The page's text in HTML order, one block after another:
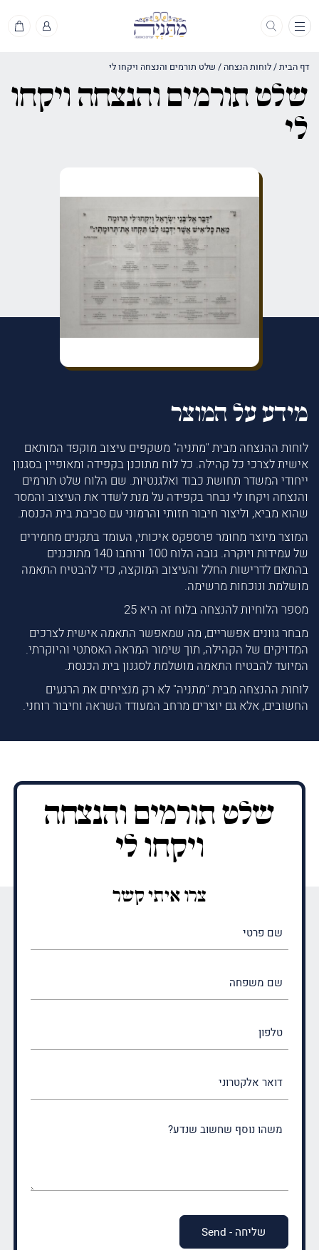
תפריט
דף הבית/לוחות הנצחה / שלט תורמים והנצחה ויקחו לי
שלט תורמים והנצחה ויקחו
לי
מידע על המוצר
לוחות ההנצחה מבית "מתניה" משקפים עיצוב מוקפד המותאם
אישית לצרכי כל קהילה. כל לוח מתוכנן בקפידה ומאופיין בסגנון
ייחודי המשדר תחושת כבוד ואלגנטיות. שם הלוח שלט תורמים
והנצחה ויקחו לי נבחר בקפידה על מנת לשדר את העיצוב והמסר
שהוא מביא, וליצור חיבור חזותי והרמוני עם סביבת בית הכנסת.
המוצר מיוצר מחומר פרספקס איכותי, העומד בתקנים מחמירים
של עמידות ויוקרה. גובה הלוח 100 ורוחבו 140 מתוכננים
בהתאם לדרישות החלל והעיצוב המוקצה, כדי להבטיח התאמה
מושלמת ונוכחות מרשימה.
מספר הלוחיות להנצחה בלוח זה היא 25
מבחר גוונים אפשריים, מה שמאפשר התאמה אישית לצרכים
המדויקים של הקהילה, תוך שימור המראה האסתטי והיוקרתי.
המיועד להבטיח התאמה מושלמת לסגנון בית הכנסת.
לוחות ההנצחה מבית "מתניה" לא רק מנציחים את הרגעים
החשובים, אלא גם יוצרים מרחב המעודד השראה וחיבור רוחני.
שלט תורמים והנצחה
ויקחו לי
צרו איתי קשר
(חובה)
(חובה)